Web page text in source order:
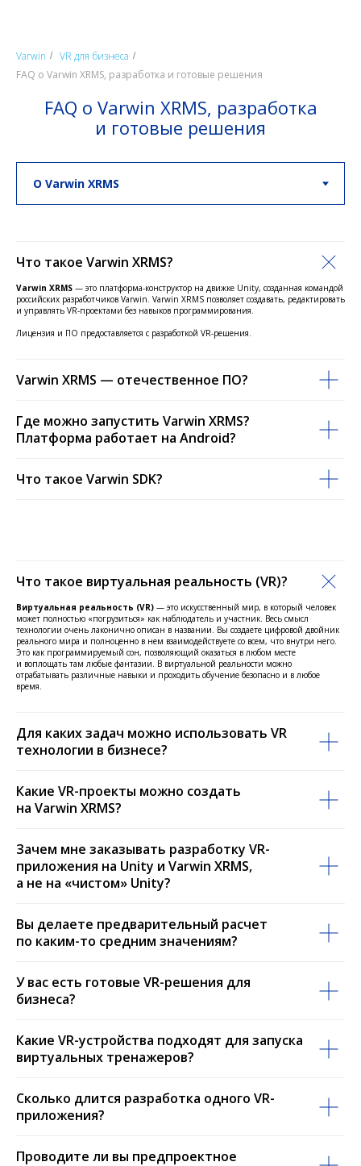
Varwin / VR для бизнеса /
FAQ о Varwin XRMS, разработка и готовые решения
FAQ о Varwin XRMS, разработка
и готовые решения
Что такое Varwin XRMS?
Varwin XRMS — это платформа-конструктор на движке Unity, созданная командой
российских разработчиков Varwin. Varwin XRMS позволяет создавать, редактировать
и управлять VR-проектами без навыков программирования.
Лицензия и ПО предоставляется с разработкой VR-решения.
Varwin XRMS — отечественное ПО?
Где можно запустить Varwin XRMS?
Платформа работает на Android?
Что такое Varwin SDK?
Что такое виртуальная реальность (VR)?
Виртуальная реальность (VR) — это искусственный мир, в который человек
может полностью «погрузиться» как наблюдатель и участник. Весь смысл
технологии очень лаконично описан в названии. Вы создаете цифровой двойник
реального мира и полноценно в нем взаимодействуете со всем, что внутри него.
Это как программируемый сон, позволяющий оказаться в любом месте
и воплощать там любые фантазии. В виртуальной реальности можно
отрабатывать различные навыки и проходить обучение безопасно и в любое
время.
Для каких задач можно использовать VR
технологии в бизнесе?
Какие VR-проекты можно создать
на Varwin XRMS?
Зачем мне заказывать разработку VR-
приложения на Unity и Varwin XRMS,
а не на «чистом» Unity?
Вы делаете предварительный расчет
по каким-то средним значениям?
У вас есть готовые VR-решения для
бизнеса?
Какие VR-устройства подходят для запуска
виртуальных тренажеров?
Сколько длится разработка одного VR-
приложения?
Проводите ли вы предпроектное